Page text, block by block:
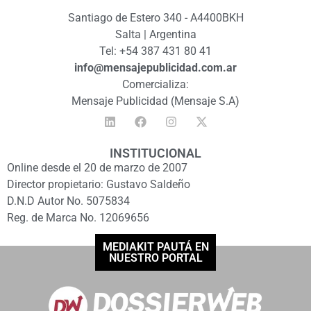
Santiago de Estero 340 - A4400BKH
Salta | Argentina
Tel: +54 387 431 80 41
info@mensajepublicidad.com.ar
Comercializa:
Mensaje Publicidad (Mensaje S.A)
INSTITUCIONAL
Online desde el 20 de marzo de 2007
Director propietario: Gustavo Saldeño
D.N.D Autor No. 5075834
Reg. de Marca No. 12069656
MEDIAKIT PAUTÁ EN
NUESTRO PORTAL